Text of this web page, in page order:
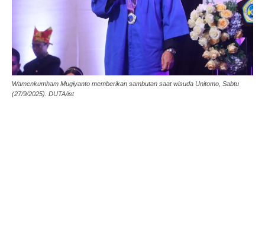
Wamenkumham Mugiyanto memberikan sambutan saat wisuda Unitomo, Sabtu
(27/9/2025). DUTA/ist